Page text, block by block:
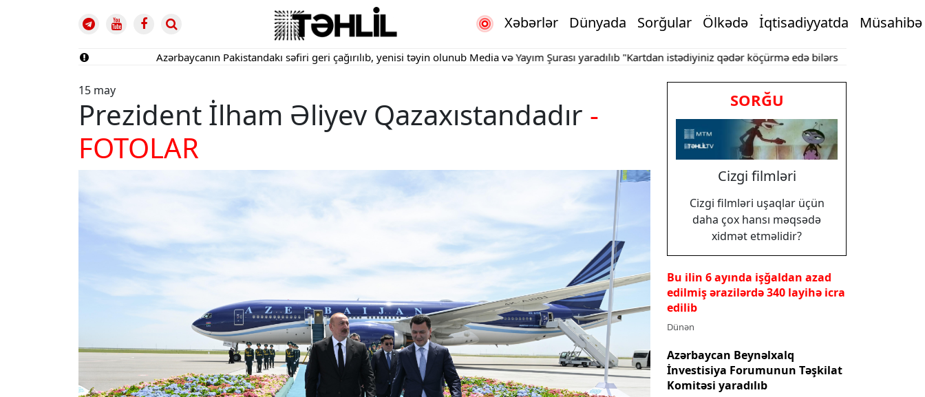
Xəbərlər Dünyada Sorğular Ölkədə İqtisadiyyatda Müsahibə
Azərbaycanın Pakistandakı səfiri geri çağırılıb, yenisi təyin olunubMedia və Yayım Şurası yaradılıb "Kartdan istədiyiniz qədər köçürmə edə bilərsiniz" Bakının mərkəzində
15 may
Prezident İlham Əliyev Qazaxıstandadır -
FOTOLAR
SORĞU
Cizgi filmləri
Cizgi filmləri uşaqlar üçün
daha çox hansı məqsədə
xidmət etməlidir?
Bu ilin 6 ayında işğaldan azad
edilmiş ərazilərdə 340 layihə icra
edilib
Dünən
Azərbaycan Beynəlxalq
İnvestisiya Forumunun Təşkilat
Komitəsi yaradılıb